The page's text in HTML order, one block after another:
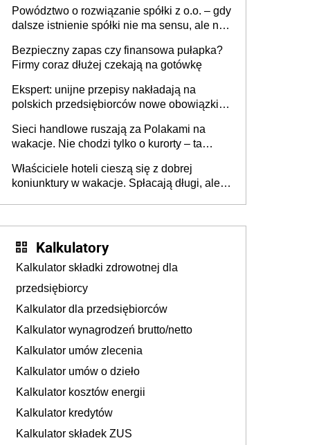
Powództwo o rozwiązanie spółki z o.o. – gdy
dalsze istnienie spółki nie ma sensu, ale nie
Bezpieczny zapas czy finansowa pułapka?
Firmy coraz dłużej czekają na gotówkę
Ekspert: unijne przepisy nakładają na
polskich przedsiębiorców nowe obowiązki w
Sieci handlowe ruszają za Polakami na
wakacje. Nie chodzi tylko o kurorty – ta
tam, gdzie wielu spędzi urlop po cichu
Właściciele hoteli cieszą się z dobrej
koniunktury w wakacje. Spłacają długi, ale
Kalkulatory
Kalkulator składki zdrowotnej dla
przedsiębiorcy
Kalkulator dla przedsiębiorców
Kalkulator wynagrodzeń brutto/netto
Kalkulator umów zlecenia
Kalkulator umów o dzieło
Kalkulator kosztów energii
Kalkulator kredytów
Kalkulator składek ZUS